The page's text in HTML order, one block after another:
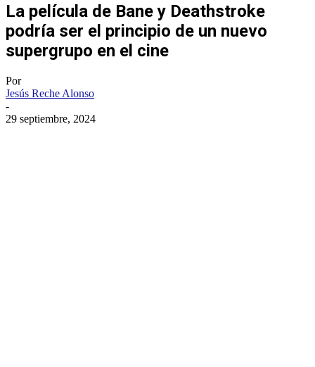
La película de Bane y Deathstroke
podría ser el principio de un nuevo
supergrupo en el cine
Por
Jesús Reche Alonso
-
29 septiembre, 2024